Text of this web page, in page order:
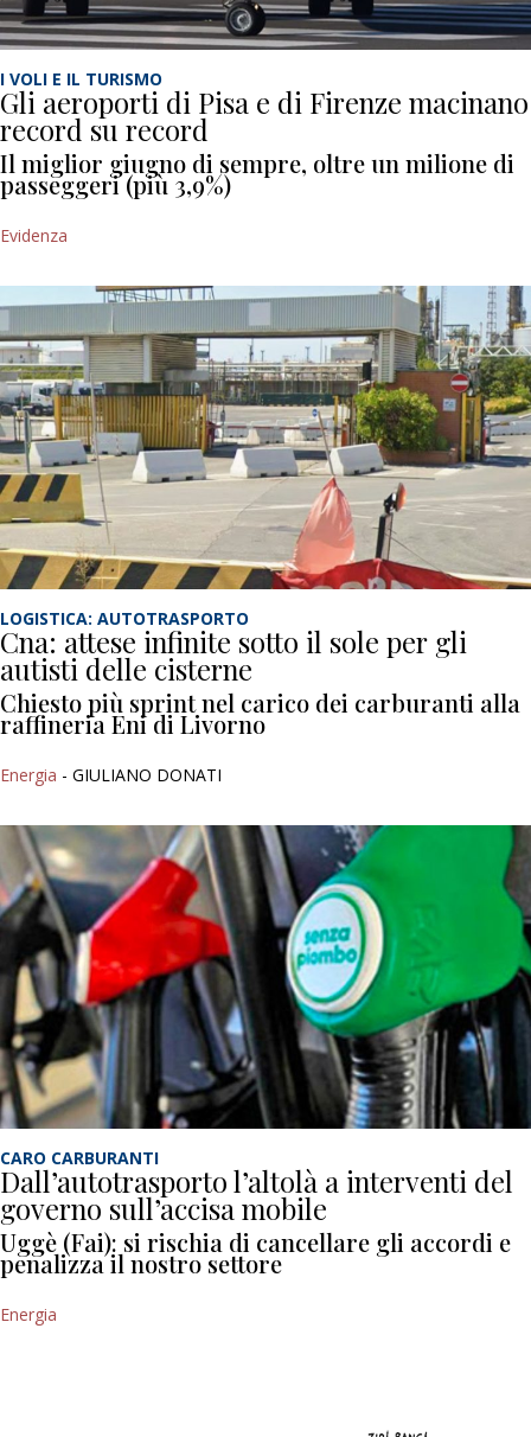
I VOLI E IL TURISMO
Gli aeroporti di Pisa e di Firenze macinano
record su record
Il miglior giugno di sempre, oltre un milione di
passeggeri (più 3,9%)
Evidenza
LOGISTICA: AUTOTRASPORTO
Cna: attese infinite sotto il sole per gli
autisti delle cisterne
Chiesto più sprint nel carico dei carburanti alla
raffineria Eni di Livorno
Energia - GIULIANO DONATI
CARO CARBURANTI
Dall’autotrasporto l’altolà a interventi del
governo sull’accisa mobile
Uggè (Fai): si rischia di cancellare gli accordi e
penalizza il nostro settore
Energia